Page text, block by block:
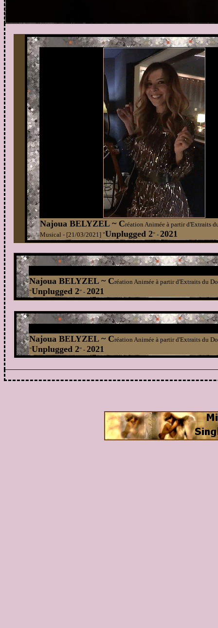
Najoua BELYZEL ~ Création Animée à partir d'Extraits
Musical - [21/03/2021] "Unplugged 2"- 2021
Najoua BELYZEL ~ Création Animée à partir d'Extraits du
"Unplugged 2" - 2021
Najoua BELYZEL ~ Création Animée à partir d'Extraits du
"Unplugged 2" - 2021